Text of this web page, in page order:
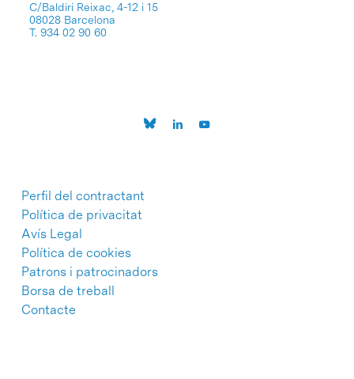
C/Baldiri Reixac, 4-12 i 15
08028 Barcelona
T. 934 02 90 60
Perfil del contractant
Política de privacitat
Avís Legal
Política de cookies
Patrons i patrocinadors
Borsa de treball
Contacte